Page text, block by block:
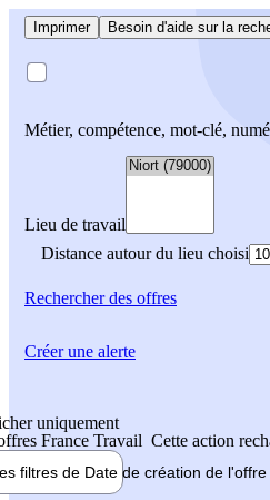
Imprimer Besoin d'aide sur la
Métier, compétence, mot-clé,
Lieu de travail
Distance autour du lieu choisi
Rechercherdes offres
uniquement
France Travail Cette action
filtres de Date de création de l'offre
Créer une alerte